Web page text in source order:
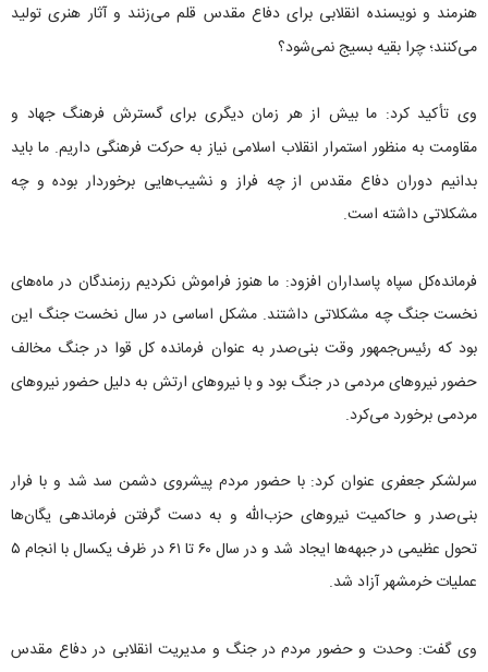
هنرمند و نویسنده انقلابی برای دفاع مقدس قلم می‌زنند و آثار هنری تولید
می‌کنند؛ چرا بقیه بسیج نمی‌‌شود؟
وی تأکید کرد: ما بیش از هر زمان دیگری برای گسترش فرهنگ جهاد و
مقاومت به منظور استمرار انقلاب اسلامی نیاز به حرکت فرهنگی داریم. ما باید
بدانیم دوران دفاع مقدس از چه فراز و نشیب‌هایی برخوردار بوده و چه
مشکلاتی داشته است.
فرمانده‌کل سپاه پاسداران افزود: ما هنوز فراموش نکردیم رزمندگان در ماه‌های
نخست جنگ چه مشکلاتی داشتند. مشکل اساسی در سال نخست جنگ این
بود که رئیس‌جمهور وقت بنی‌صدر به عنوان فرمانده کل قوا در جنگ مخالف
حضور نیروهای مردمی در جنگ بود و با نیروهای ارتش به دلیل حضور نیروهای
مردمی برخورد می‌کرد.
سرلشکر جعفری عنوان کرد: با حضور مردم پیشروی دشمن سد شد و با فرار
بنی‌صدر و حاکمیت نیروهای حزب‌الله و به دست گرفتن فرماندهی یگان‌ها
تحول عظیمی در جبهه‌ها ایجاد شد و در سال ۶۰ تا ۶۱ در ظرف یکسال با انجام ۵
عملیات خرمشهر آزاد شد.
وی گفت: وحدت و حضور مردم در جنگ و مدیریت انقلابی در دفاع مقدس